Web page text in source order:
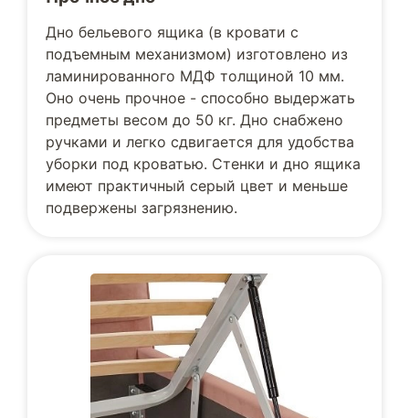
Дно бельевого ящика (в кровати с
подъемным механизмом) изготовлено из
ламинированного МДФ толщиной 10 мм.
Оно очень прочное - способно выдержать
предметы весом до 50 кг. Дно снабжено
ручками и легко сдвигается для удобства
уборки под кроватью. Стенки и дно ящика
имеют практичный серый цвет и меньше
подвержены загрязнению.